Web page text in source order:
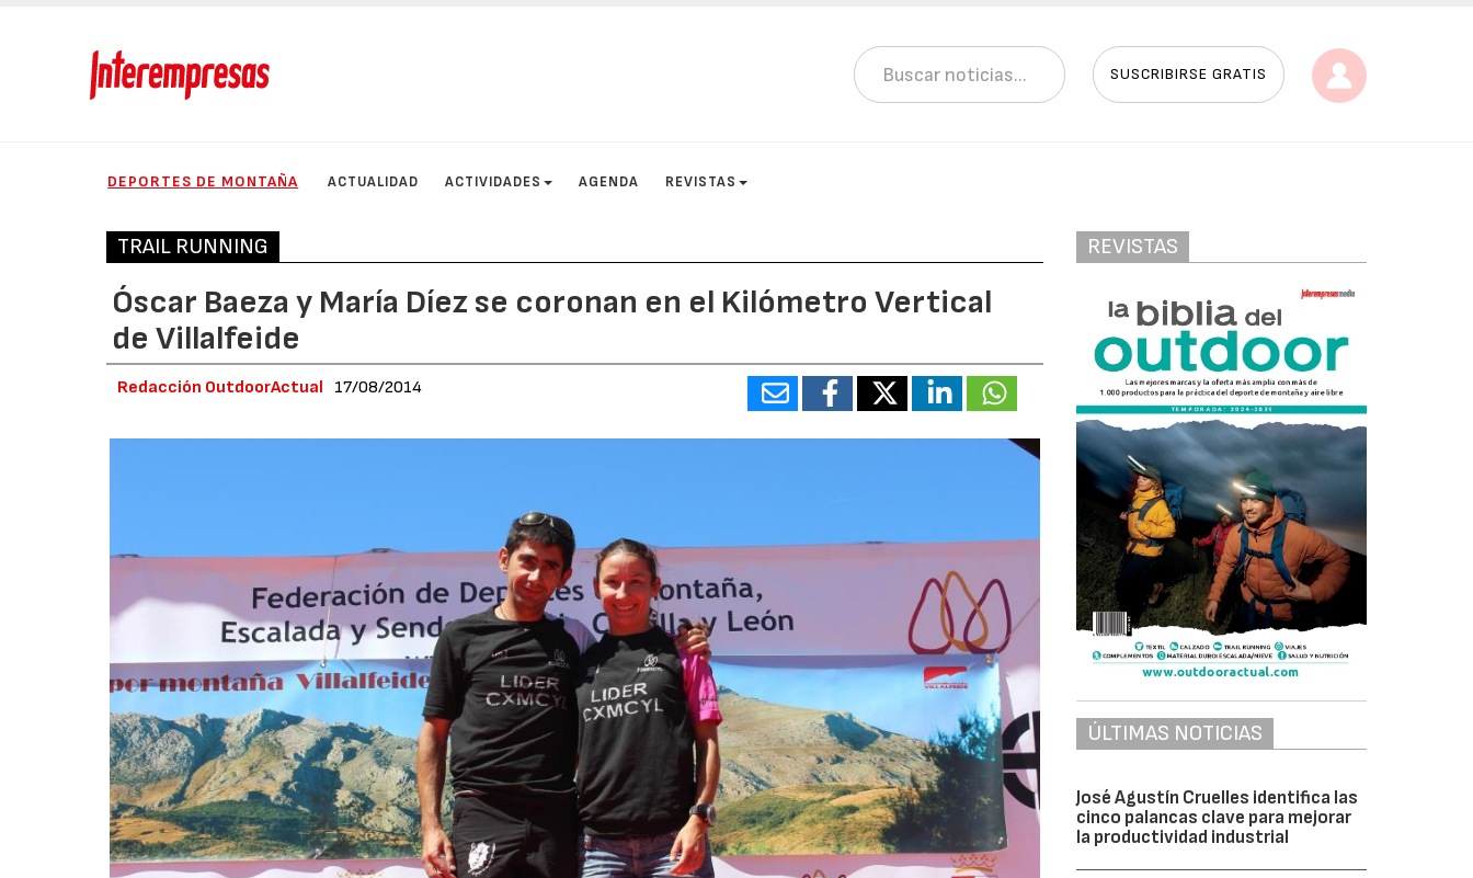
SUSCRIBIRSE GRATIS
DEPORTES DE MONTAÑA ACTUALIDAD ACTIVIDADES AGENDA REVISTAS
TRAIL RUNNING
Óscar Baeza y María Díez se coronan en el Kilómetro Vertical
de Villalfeide
Redacción OutdoorActual 17/08/2014
REVISTAS
ÚLTIMAS NOTICIAS
José Agustín Cruelles identifica las
cinco palancas clave para mejorar
la productividad industrial